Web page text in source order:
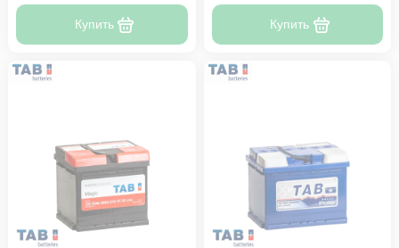
Купить Купить